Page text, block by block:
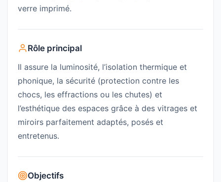
verre imprimé.
Rôle principal
Il assure la luminosité, l’isolation thermique et
phonique, la sécurité (protection contre les
chocs, les effractions ou les chutes) et
l’esthétique des espaces grâce à des vitrages et
miroirs parfaitement adaptés, posés et
entretenus.
Objectifs